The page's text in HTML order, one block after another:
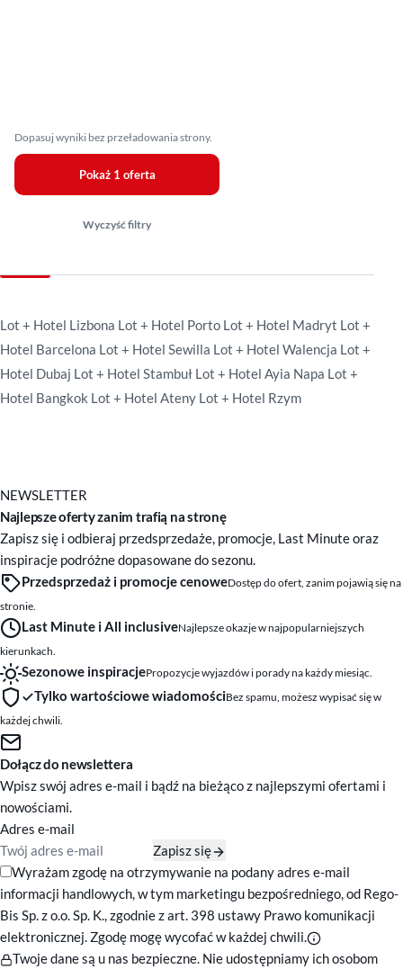
Dopasuj wyniki bez przeładowania strony.
Pokaż 1 oferta
Wyczyść filtry
Lot + Hotel Lizbona Lot + Hotel Porto Lot + Hotel Madryt Lot +
Hotel Barcelona Lot + Hotel Sewilla Lot + Hotel Walencja Lot +
Hotel Dubaj Lot + Hotel Stambuł Lot + Hotel Ayia Napa Lot +
Hotel Bangkok Lot + Hotel Ateny Lot + Hotel Rzym
NEWSLETTER
Najlepsze oferty zanim trafią na stronę
Zapisz się i odbieraj przedsprzedaże, promocje, Last Minute oraz
inspiracje podróżne dopasowane do sezonu.
Przedsprzedaż i promocje cenoweDostęp do ofert, zanim pojawią się na
stronie.
Last Minute i All inclusiveNajlepsze okazje w najpopularniejszych
kierunkach.
Sezonowe inspiracjePropozycje wyjazdów i porady na każdy miesiąc.
Tylko wartościowe wiadomościBez spamu, możesz wypisać się w
każdej chwili.
Dołącz do newslettera
Wpisz swój adres e-mail i bądź na bieżąco z najlepszymi ofertami i
nowościami.
Adres e-mail
Zapisz się
Zgody marketingowe
Wyrażam zgodę na otrzymywanie na podany adres e-mail
informacji handlowych, w tym marketingu bezpośredniego, od Rego-
Bis Sp. z o.o. Sp. K., zgodnie z art. 398 ustawy Prawo komunikacji
elektronicznej. Zgodę mogę wycofać w każdej chwili.
Twoje dane są u nas bezpieczne. Nie udostępniamy ich osobom